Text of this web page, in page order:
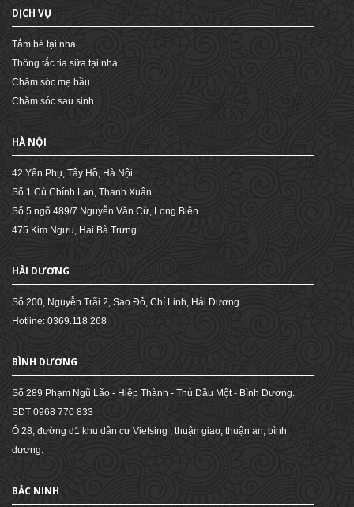
DỊCH VỤ
Tắm bé tại nhà
Thông tắc tia sữa tại nhà
Chăm sóc mẹ bầu
Chăm sóc sau sinh
HÀ NỘI
42 Yên Phụ, Tây Hồ, Hà Nội
Số 1 Cù Chính Lan, Thanh Xuân
Số 5 ngõ 489/7 Nguyễn Văn Cừ, Long Biên
475 Kim Ngưu, Hai Bà Trưng
HẢI DƯƠNG
Số 200, Nguyễn Trãi 2, Sao Đỏ, Chí Linh, Hải Dương
Hotline: 0369.118 268
BÌNH DƯƠNG
Số 289 Phạm Ngũ Lão - Hiệp Thành - Thủ Dầu Một - Bình Dương.
SDT 0968 770 833
Ô 28, đường d1 khu dân cư Vietsing , thuận giao, thuận an, bình
dương.
BẮC NINH